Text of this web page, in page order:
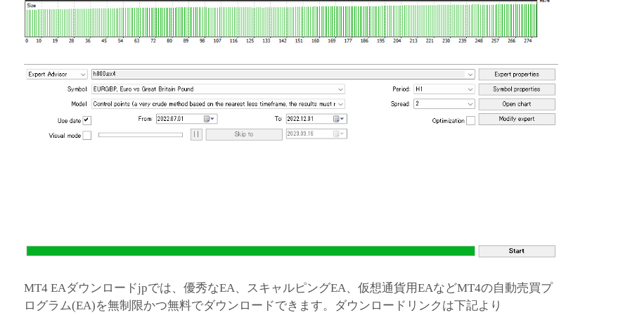
MT4 EAダウンロードjpでは、優秀なEA、スキャルピングEA、仮想通貨用EAなどMT4の自動売買プ
ログラム(EA)を無制限かつ無料でダウンロードできます。ダウンロードリンクは下記より